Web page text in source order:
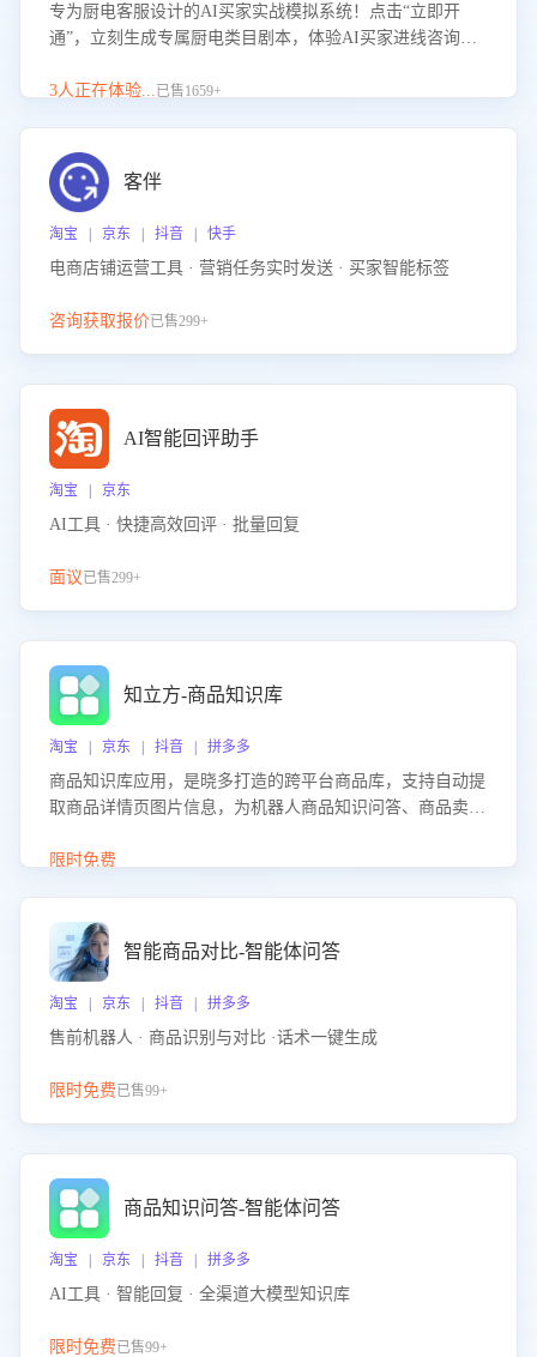
专为厨电客服设计的AI买家实战模拟系统！点击“立即开
通”，立刻生成专属厨电类目剧本，体验AI买家进线咨询真
实场景应对技巧！
3人正在体验...已售1659+
客伴
淘宝 | 京东 | 抖音 | 快手
电商店铺运营工具 · 营销任务实时发送 · 买家智能标签
咨询获取报价已售299+
AI智能回评助手
淘宝 | 京东
AI工具 · 快捷高效回评 · 批量回复
面议已售299+
知立方-商品知识库
淘宝 | 京东 | 抖音 | 拼多多
商品知识库应用，是晓多打造的跨平台商品库，支持自动提
取商品详情页图片信息，为机器人商品知识问答、商品卖点
限时免费
智能商品对比-智能体问答
淘宝 | 京东 | 抖音 | 拼多多
售前机器人 · 商品识别与对比 ·话术一键生成
限时免费已售99+
商品知识问答-智能体问答
淘宝 | 京东 | 抖音 | 拼多多
AI工具 · 智能回复 · 全渠道大模型知识库
限时免费已售99+